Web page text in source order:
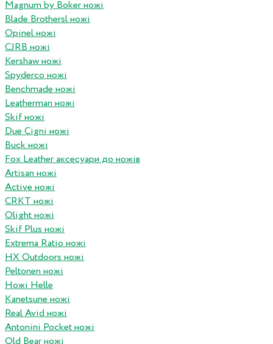
Magnum by Boker ножі
Blade Brothersl ножі
Opinel ножі
CJRB ножі
Kershaw ножі
Spyderco ножі
Benchmade ножі
Leatherman ножі
Skif ножі
Due Cigni ножі
Buck ножі
Fox Leather аксесуари до ножів
Artisan ножі
Active ножі
CRKT ножі
Olight ножі
Skif Plus ножі
Extrema Ratio ножі
HX Outdoors ножі
Peltonen ножі
Ножі Helle
Kanetsune ножі
Real Avid ножі
Antonini Pocket ножі